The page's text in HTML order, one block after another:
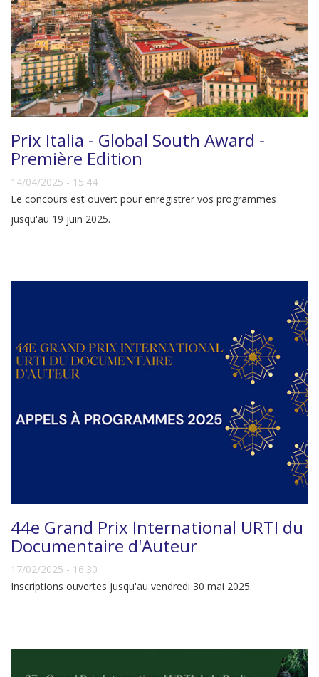
Prix Italia - Global South Award -
Première Edition
14/04/2025 - 15:44
Le concours est ouvert pour enregistrer vos programmes
jusqu'au 19 juin 2025.
44e Grand Prix International URTI du
Documentaire d'Auteur
17/02/2025 - 16:30
Inscriptions ouvertes jusqu'au vendredi 30 mai 2025.